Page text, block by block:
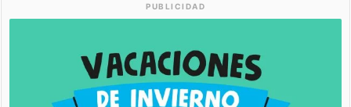
PUBLICIDAD